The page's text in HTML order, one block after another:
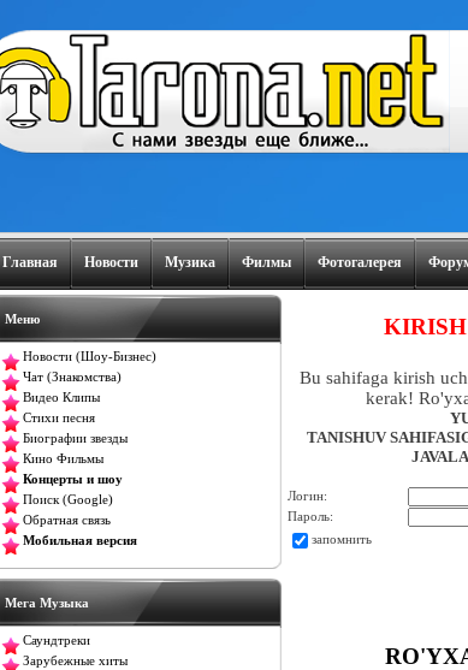
Главная Новости Музика Филмы Фотогалерея
Меню
Новости (Шоу-Бизнес)
Чат (Знакомства)
Видео Клипы
Стихи песня
Биографии звезды
Кино Фильмы
Концерты и шоу
Поиск (Google)
Обратная связь
Мобильная версия
Мега Музыка
Саундтреки
Зарубежные хиты
Bu sahifaga kirish
kerak!
TANISHUV
Логин:
Пароль:
запомнить